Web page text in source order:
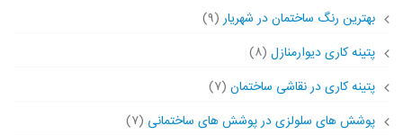
بهترین رنگ ساختمان در شهریار(۹)
پتینه کاری دیوارمنازل (۸)
پتینه کاری در نقاشی ساختمان (۷)
پوشش های سلولزی در پوشش های ساختمانی (۷)